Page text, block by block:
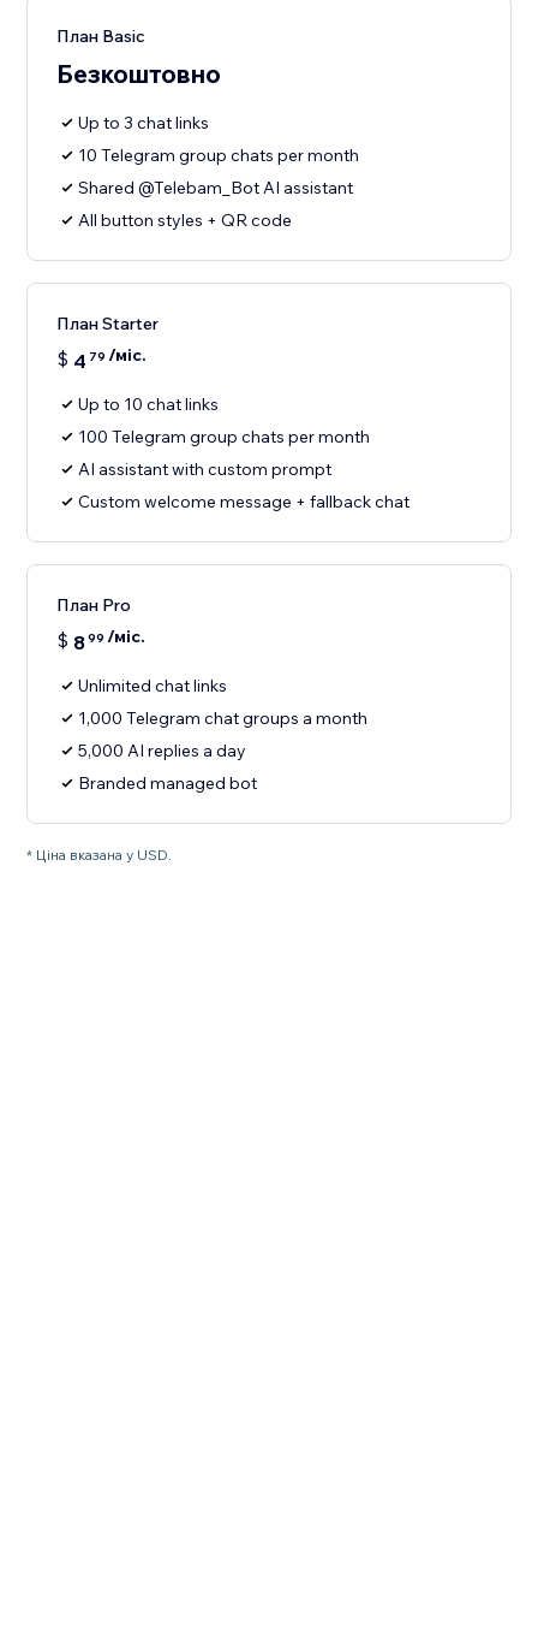
План Basic
Безкоштовно
Up to 3 chat links
10 Telegram group chats per month
Shared @Telebam_Bot AI assistant
All button styles + QR code
План Starter
$ 4 79 /міс.
Up to 10 chat links
100 Telegram group chats per month
AI assistant with custom prompt
Custom welcome message + fallback chat
План Pro
$ 899 /міс.
Unlimited chat links
1,000 Telegram chat groups a month
5,000 AI replies a day
Branded managed bot
* Ціна вказана у USD.